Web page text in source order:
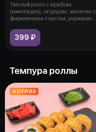
Теплый ролл с крабом
(имитация), огурцом, запечен с
фирменным соусом, украшен
399 ₽
Темпура роллы
ОСТРОЕ